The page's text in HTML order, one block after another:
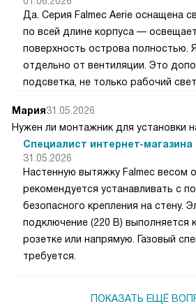
Да. Серия Falmec Aerie оснащена
по всей длине корпуса —
поверхность острова полностью.
отдельно от вентиляции. Это
подсветка, не только рабочий свет.
Мария31.05.2026
Нужен ли монтажник для установки
Специалист интернет-магазина
31.05.2026
Настенную вытяжку Falmec весом
рекомендуется устанавливать с
безопасного крепления на стену.
подключение (220 В) выполняется
розетке или напрямую. Газовый
требуется.
ПОКАЗАТЬ ЕЩЁ